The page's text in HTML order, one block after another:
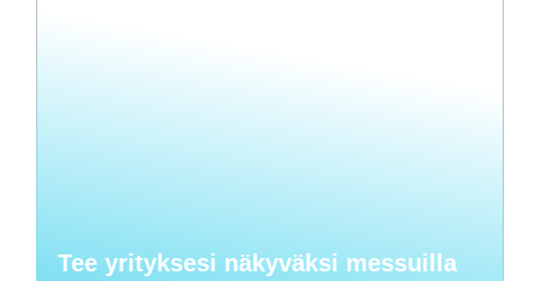
Tee yrityksesi näkyväksi messuilla